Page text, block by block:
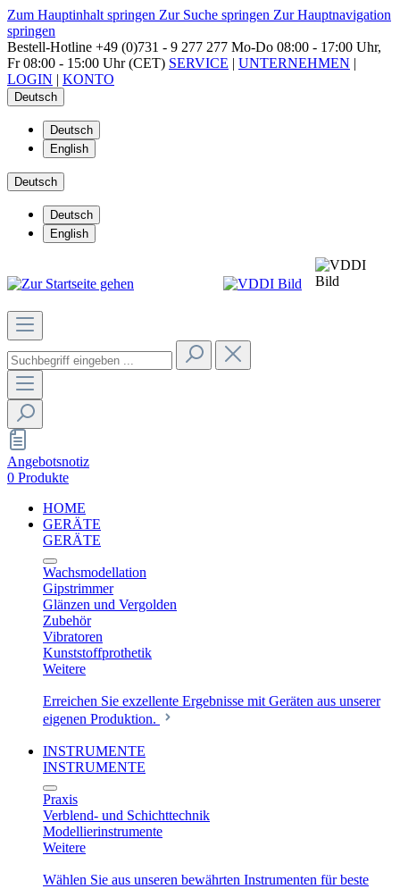
Zum Hauptinhalt springen Zur Suche springen Zur Hauptnavigation
springen
Bestell-Hotline +49 (0)731 - 9 277 277 Mo-Do 08:00 - 17:00 Uhr,
Fr 08:00 - 15:00 Uhr (CET) SERVICE | UNTERNEHMEN |
LOGIN | KONTO
Deutsch
Deutsch
English
Deutsch
Deutsch
English
Angebotsnotiz
0 Produkte
HOME
GERÄTE
GERÄTE
Wachsmodellation
Gipstrimmer
Glänzen und Vergolden
Zubehör
Vibratoren
Kunststoffprothetik
Weitere
Erreichen Sie exzellente Ergebnisse mit Geräten aus unserer
eigenen Produktion.
INSTRUMENTE
INSTRUMENTE
Praxis
Verblend- und Schichttechnik
Modellierinstrumente
Weitere
Wählen Sie aus unseren bewährten Instrumenten für beste